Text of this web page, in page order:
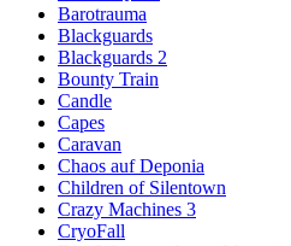
Barotrauma
Blackguards
Blackguards 2
Bounty Train
Candle
Capes
Caravan
Chaos auf Deponia
Children of Silentown
Crazy Machines 3
CryoFall